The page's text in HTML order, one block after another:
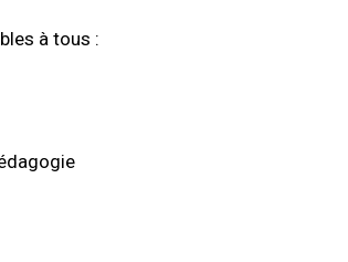
à tous :